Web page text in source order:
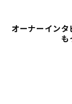
オーナーインタ
も